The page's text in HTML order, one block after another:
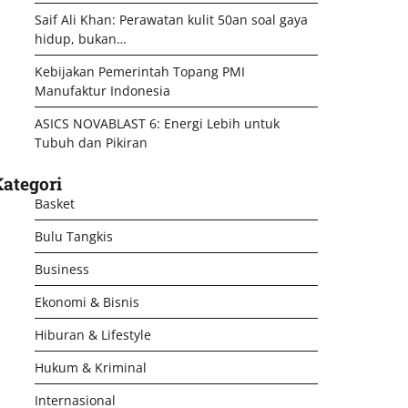
Saif Ali Khan: Perawatan kulit 50an soal gaya
hidup, bukan…
Kebijakan Pemerintah Topang PMI
Manufaktur Indonesia
ASICS NOVABLAST 6: Energi Lebih untuk
Tubuh dan Pikiran
Basket
Bulu Tangkis
Business
Ekonomi & Bisnis
Hiburan & Lifestyle
Hukum & Kriminal
Internasional